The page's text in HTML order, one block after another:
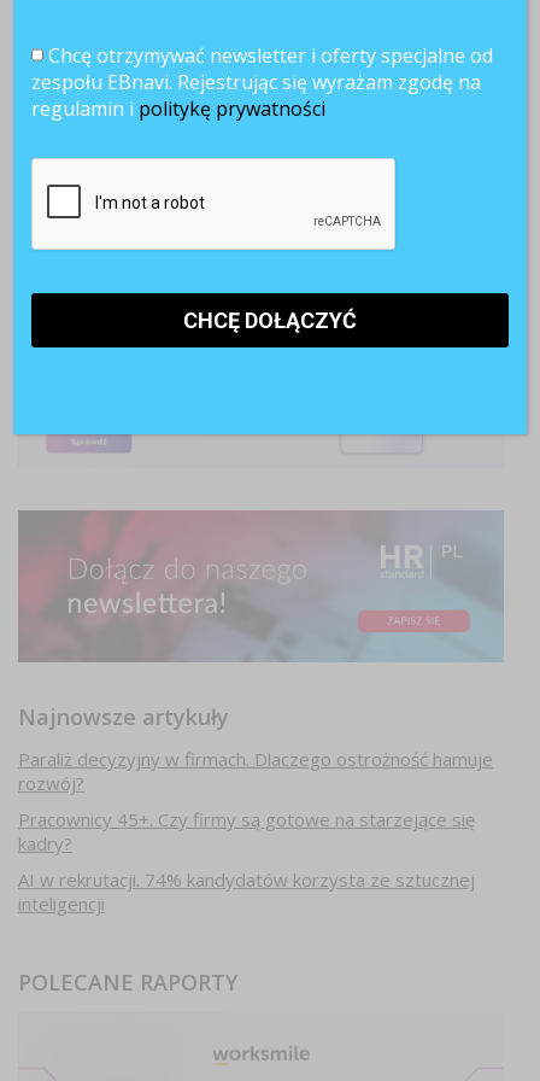
Najnowsze artykuły
Paraliż decyzyjny w firmach. Dlaczego ostrożność hamuje
rozwój?
Pracownicy 45+. Czy firmy są gotowe na starzejące się
kadry?
AI w rekrutacji. 74% kandydatów korzysta ze sztucznej
inteligencji
POLECANE RAPORTY
Chcę otrzymywać newsletter i oferty specjalne od
zespołu EBnavi. Rejestrując się wyrażam zgodę na
regulamin i politykę prywatności